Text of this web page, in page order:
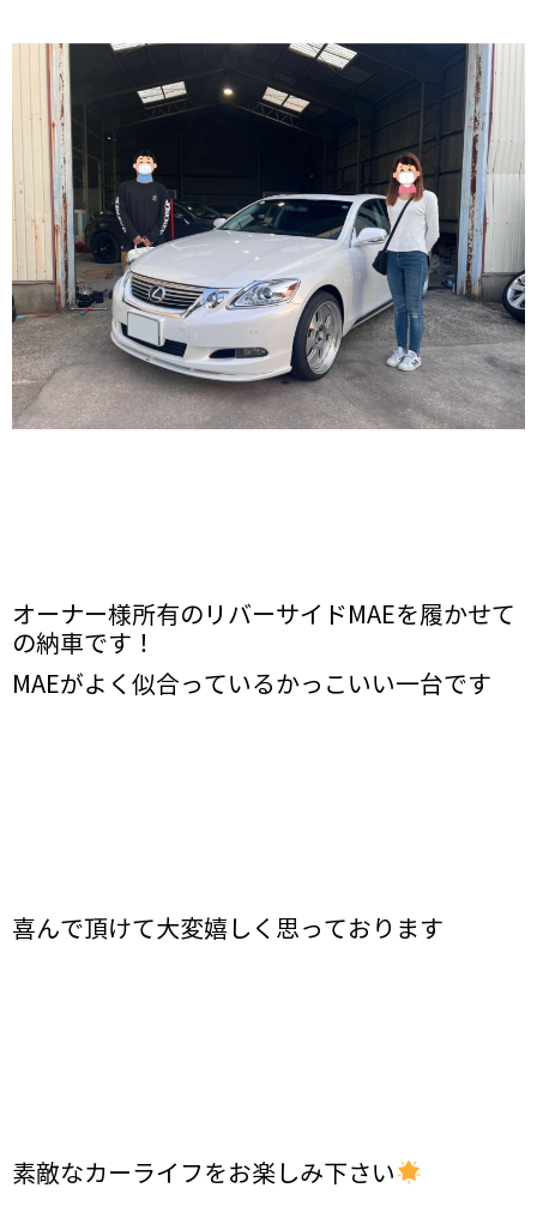
オーナー様所有のリバーサイドMAEを履かせて
の納車です！
MAEがよく似合っているかっこいい一台です
喜んで頂けて大変嬉しく思っております
素敵なカーライフをお楽しみ下さい